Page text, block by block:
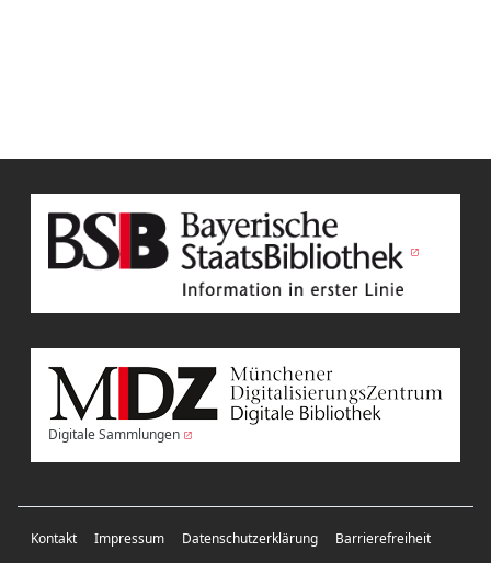
Digitale Sammlungen
Kontakt Impressum Datenschutzerklärung Barrierefreiheit